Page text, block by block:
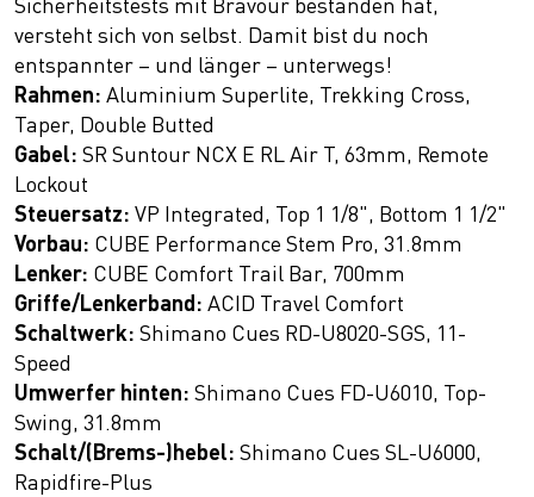
versteht sich von selbst. Damit bist du noch
entspannter – und länger – unterwegs!
Rahmen: Aluminium Superlite, Trekking Cross,
Taper, Double Butted
Gabel: SR Suntour NCX E RL Air T, 63mm, Remote
Lockout
Steuersatz: VP Integrated, Top 1 1/8", Bottom 1 1/2"
Vorbau: CUBE Performance Stem Pro, 31.8mm
Lenker: CUBE Comfort Trail Bar, 700mm
Griffe/Lenkerband: ACID Travel Comfort
Schaltwerk: Shimano Cues RD-U8020-SGS, 11-
Speed
Umwerfer hinten: Shimano Cues FD-U6010, Top-
Swing, 31.8mm
Schalt/(Brems-)hebel: Shimano Cues SL-U6000,
Rapidfire-Plus